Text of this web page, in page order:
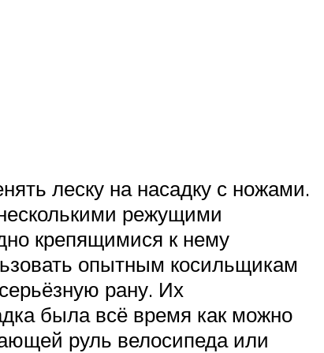
леску на насадку с ножами.
режущими
крепящимися к нему
опытным косильщикам
рану. Их
была всё время как можно
руль велосипеда или